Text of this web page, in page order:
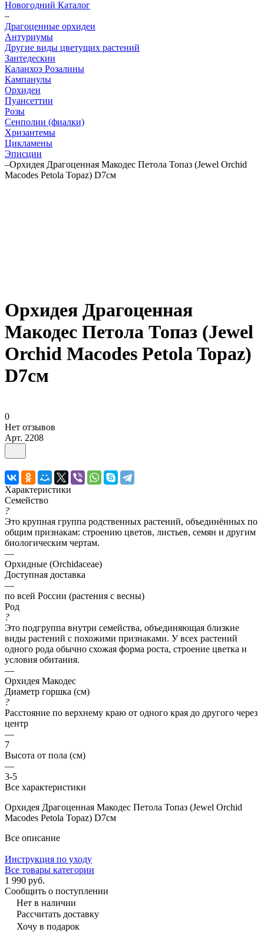
Новогодний Каталог
–
Драгоценные орхидеи
Антуриумы
Другие виды цветущих растений
Зантедескии
Каланхоэ Розалины
Кампанулы
Орхидеи
Пуансеттии
Розы
Сенполии (фиалки)
Хризантемы
Цикламены
Эписции
–Орхидея Драгоценная Макодес Петола Топаз (Jewel Orchid
Macodes Petola Topaz) D7см
Орхидея Драгоценная
Макодес Петола Топаз (Jewel
Orchid Macodes Petola Topaz)
D7см
0
Нет отзывов
Арт. 2208
Характеристики
Семейство
?
Это крупная группа родственных растений, объединённых по
общим признакам: строению цветов, листьев, семян и другим
биологическим чертам.
—
Орхидные (Orchidaceae)
Доступная доставка
—
по всей России (растения с весны)
Род
?
Это подгруппа внутри семейства, объединяющая близкие
виды растений с похожими признаками. У всех растений
одного рода обычно схожая форма роста, строение цветка и
условия обитания.
—
Орхидея Макодес
Диаметр горшка (см)
?
Расстояние по верхнему краю от одного края до другого через
центр
—
7
Высота от пола (см)
—
3-5
Все характеристики
Орхидея Драгоценная Макодес Петола Топаз (Jewel Orchid
Macodes Petola Topaz) D7см
Все описание
Инструкция по уходу
Все товары категории
1 990 руб.
Сообщить о поступлении
Нет в наличии
Рассчитать доставку
Хочу в подарок